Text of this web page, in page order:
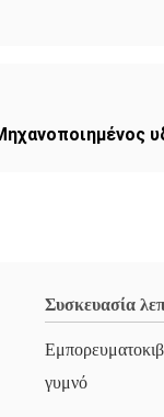
Συσκευασία
γυμνό